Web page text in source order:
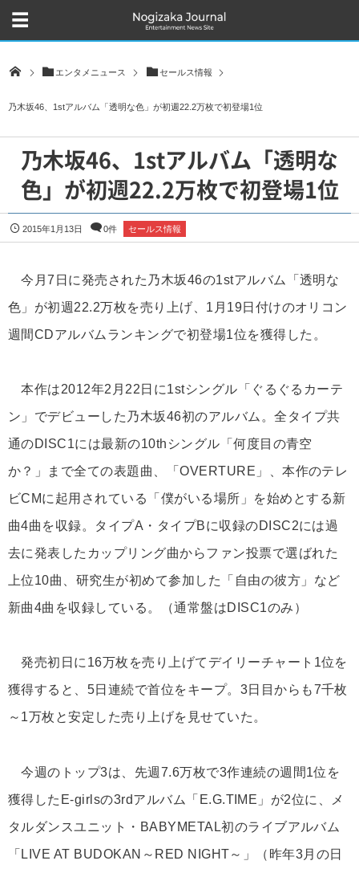
エンタメニュース セールス情報
乃木坂46、1stアルバム「透明な色」が初週22.2万枚で初登場1位
乃木坂46、1stアルバム「透明な
色」が初週22.2万枚で初登場1位
2015年1月13日 0件 セールス情報
今月7日に発売された乃木坂46の1stアルバム「透明な
色」が初週22.2万枚を売り上げ、1月19日付けのオリコン
週間CDアルバムランキングで初登場1位を獲得した。
本作は2012年2月22日に1stシングル「ぐるぐるカーテ
ン」でデビューした乃木坂46初のアルバム。全タイプ共
通のDISC1には最新の10thシングル「何度目の青空
か？」まで全ての表題曲、「OVERTURE」、本作のテレ
ビCMに起用されている「僕がいる場所」を始めとする新
曲4曲を収録。タイプA・タイプBに収録のDISC2には過
去に発表したカップリング曲からファン投票で選ばれた
上位10曲、研究生が初めて参加した「自由の彼方」など
新曲4曲を収録している。（通常盤はDISC1のみ）
発売初日に16万枚を売り上げてデイリーチャート1位を
獲得すると、5日連続で首位をキープ。3日目からも7千枚
～1万枚と安定した売り上げを見せていた。
今週のトップ3は、先週7.6万枚で3作連続の週間1位を
獲得したE-girlsの3rdアルバム「E.G.TIME」が2位に、メ
タルダンスユニット・BABYMETAL初のライブアルバム
「LIVE AT BUDOKAN～RED NIGHT～」（昨年3月の日